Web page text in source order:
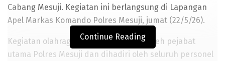
Cabang Mesuji. Kegiatan ini berlangsung di Lapangan
Apel Markas Komando Polres Mesuji, jumat (22/5/26).
Kegiatan olahraga dipimpin langsung oleh pejabat
utama Polres Mesuji dan dihadiri oleh seluruh personel
Continue Reading